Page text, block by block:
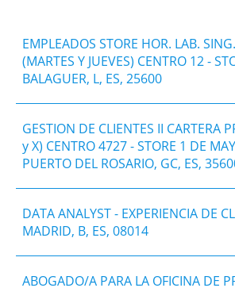
EMPLEADOS STORE HOR. LAB.
(MARTES Y JUEVES) CENTRO 12 -
BALAGUER, L, ES, 25600
GESTION DE CLIENTES II CARTERA
y X) CENTRO 4727 - STORE 1 DE
PUERTO DEL ROSARIO, GC, ES,
DATA ANALYST - EXPERIENCIA DE
MADRID, B, ES, 08014
ABOGADO/A PARA LA OFICINA DE